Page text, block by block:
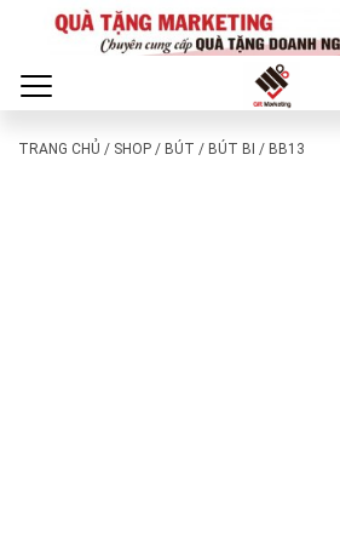
TRANG CHỦ / SHOP / BÚT / BÚT BI / BB13